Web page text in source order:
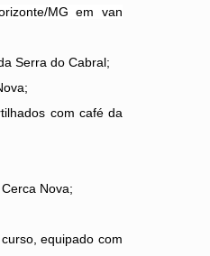
MG em van
Serra do Cabral;
com café da
Nova;
equipado com